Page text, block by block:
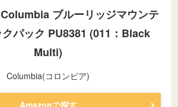
ブルーリッジマウンテ
パック PU8381 (011：Black
Multi)
Columbia(コロンビア)